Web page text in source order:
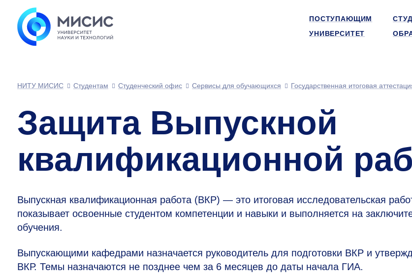
ПОСТУПАЮЩИМ
УНИВЕРСИТЕТ
НИТУ МИСИС Студентам Студенческий офис Сервисы для обучающихся Государственная итоговая
Защита Выпускной
квалификационной
Выпускная квалификационная работа (ВКР) — это итоговая исследовательская
показывает освоенные студентом компетенции и навыки и выполняется на
обучения.
Выпускающими кафедрами назначается руководитель для подготовки ВКР и
ВКР. Темы назначаются не позднее чем за 6 месяцев до даты начала ГИА.